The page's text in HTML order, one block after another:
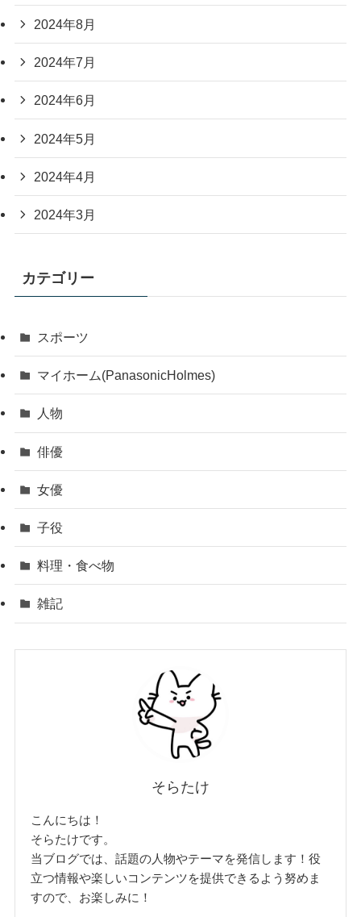
2024年8月
2024年7月
2024年6月
2024年5月
2024年4月
2024年3月
カテゴリー
スポーツ
マイホーム(PanasonicHolmes)
人物
俳優
女優
子役
料理・食べ物
雑記
そらたけ
こんにちは！
そらたけです。
当ブログでは、話題の人物やテーマを発信します！役
立つ情報や楽しいコンテンツを提供できるよう努めま
すので、お楽しみに！